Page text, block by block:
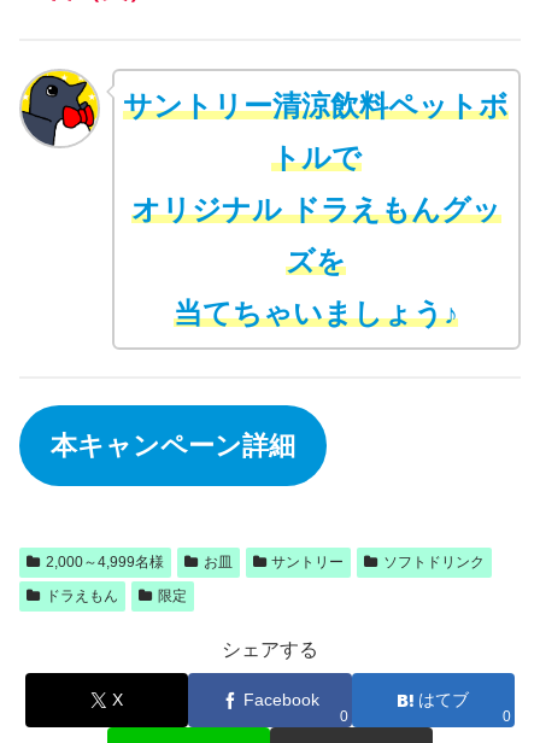
サントリー清涼飲料ペットボ
トルで
オリジナル ドラえもんグッ
ズを
当てちゃいましょう♪
本キャンペーン詳細
2,000～4,999名様 お皿 サントリー
ソフトドリンク
ドラえもん
限定
シェアする
X Facebook
0
はてブ
0